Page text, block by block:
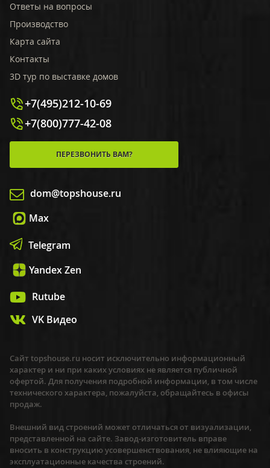
Ответы на вопросы
Производство
Карта сайта
Контакты
3D тур по выставке домов
+7(495)212-10-69
+7(800)777-42-08
ПЕРЕЗВОНИТЬ ВАМ?
dom@topshouse.ru
Max
Telegram
Yandex Zen
Rutube
VK Видео
Сайт topshouse.ru носит исключительно информационный
характер и ни при каких условиях не является публичной
офертой. Для получения подробной информации, в том числе
технического характера, пожалуйста, обращайтесь в офисы
продаж.
Внешний вид строений может отличаться от визуализации,
представленной на сайте. Завод-изготовитель вправе
вносить в конструкцию усовершенствования, не влияющие на
эксплуатационные качества строений.